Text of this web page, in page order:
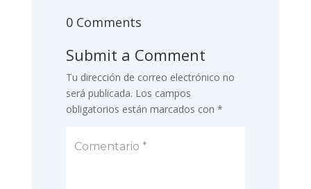
0 Comments
Submit a Comment
Tu dirección de correo electrónico no
será publicada. Los campos
obligatorios están marcados con *